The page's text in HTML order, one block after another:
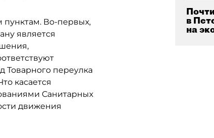
пунктам. Во-первых,
является
Товарного переулка
касается
Санитарных
движения
в
на